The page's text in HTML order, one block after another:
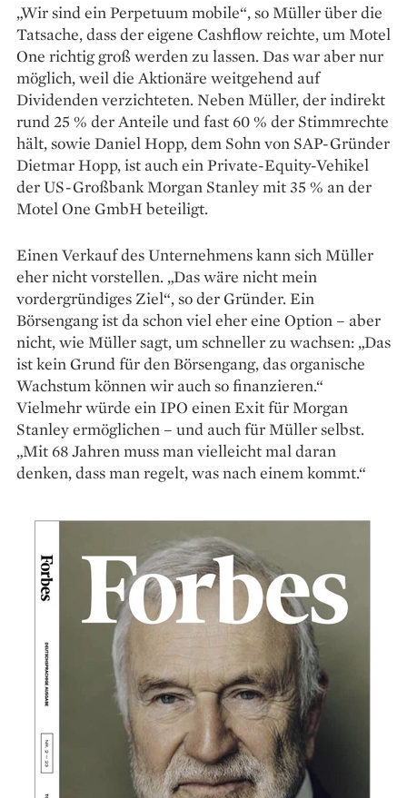
„Wir sind ein Perpetuum mobile“, so Mül­ler über die
Tatsache, dass der eigene Cashflow reichte, um Motel
One richtig groß werden zu lassen. Das war aber nur
möglich, weil die Aktionäre weitgehend auf
Dividenden verzichteten. Neben Müller, der indirekt
rund 25 % der Anteile und fast 60 % der Stimmrechte
hält, sowie Daniel Hopp, dem Sohn von SAP-Gründer
Dietmar Hopp, ist auch ein Private-Equity-Vehikel
der US-Großbank Morgan Stanley mit 35 % an der
Motel One GmbH beteiligt.
Einen Verkauf des Unternehmens kann sich Müller
eher nicht vorstellen. „Das wäre nicht mein
vordergründiges Ziel“, so der Gründer. Ein
Börsengang ist da schon viel eher eine Option – aber
nicht, wie Müller sagt, um schneller zu wachsen: „Das
ist kein Grund für den Börsengang, das organische
Wachstum können wir auch so finanzieren.“
Vielmehr würde ein IPO einen Exit für Morgan
Stanley ermöglichen – und auch für Müller selbst.
„Mit 68 Jahren muss man vielleicht mal daran
denken, dass man regelt, was nach einem kommt.“